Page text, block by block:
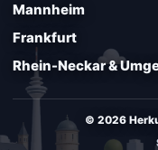
Mannheim
Frankfurt
Rhein-Neckar &
© 2026